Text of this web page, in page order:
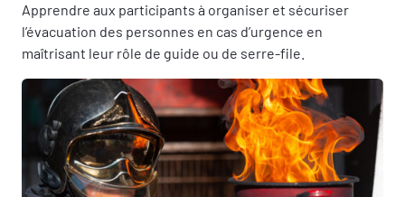
Apprendre aux participants à organiser et sécuriser
l’évacuation des personnes en cas d’urgence en
maîtrisant leur rôle de guide ou de serre-file.